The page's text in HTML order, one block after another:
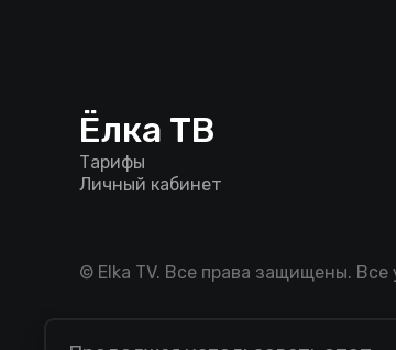
Ёлка ТВ
Тарифы
Личный кабинет
© Elka TV. Все права защищены.